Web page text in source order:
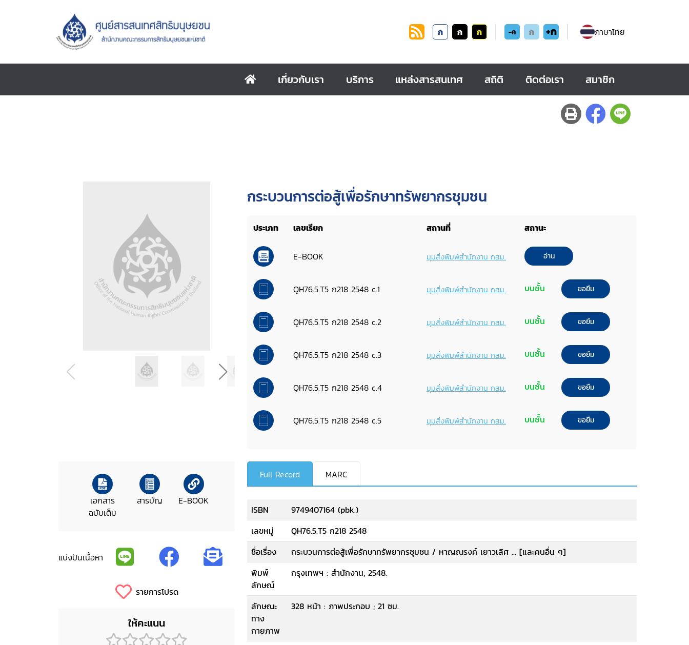
ก ก ก -ก ก +ก ภาษาไทย
เกี่ยวกับเรา บริการ แหล่งสารสนเทศ สถิติ ติดต่อเรา สมาชิก
กระบวนการต่อสู้เพื่อรักษาทรัพยากรชุมชน
ประเภท เลขเรียก สถานที่ สถานะ
E-BOOK มุมสิ่งพิมพ์สำนักงาน กสม. อ่าน
QH76.5.T5 ก218 2548 c.1 มุมสิ่งพิมพ์สำนักงาน กสม. บนชั้น ขอยืม
QH76.5.T5 ก218 2548 c.2 มุมสิ่งพิมพ์สำนักงาน กสม. บนชั้น ขอยืม
QH76.5.T5 ก218 2548 c.3 มุมสิ่งพิมพ์สำนักงาน กสม. บนชั้น ขอยืม
QH76.5.T5 ก218 2548 c.4 มุมสิ่งพิมพ์สำนักงาน กสม. บนชั้น ขอยืม
QH76.5.T5 ก218 2548 c.5 มุมสิ่งพิมพ์สำนักงาน กสม. บนชั้น ขอยืม
เอกสาร
ฉบับเต็ม
สารบัญ E-BOOK
แบ่งปันเนื้อหา
รายการโปรด
ให้คะแนน
Full Record MARC
ISBN
9749407164 (pbk.)
เลขหมู่
QH76.5.T5 ก218 2548
ชื่อเรื่อง
กระบวนการต่อสู้เพื่อรักษาทรัพยากรชุมชน / หาญณรงค์ เยาวเลิศ ... [และคนอื่น ๆ]
พิมพ์
ลักษณ์
กรุงเทพฯ : สำนักงาน, 2548.
ลักษณะ
ทาง
กายภาพ
328 หน้า : ภาพประกอบ ; 21 ซม.